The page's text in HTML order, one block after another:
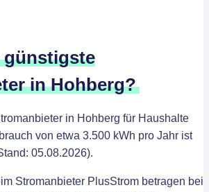
günstigste
in Hohberg?
in Hohberg für Haushalte
von etwa 3.500 kWh pro Jahr ist
05.08.2026).
Stromanbieter PlusStrom betragen bei